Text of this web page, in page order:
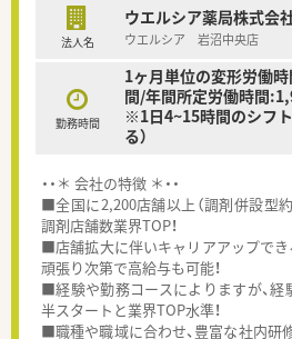
法人名
ウエルシア薬局株式会
ウエルシア 岩沼中央店
勤務時間
1ヶ月単位の変形労働
間/年間所定労働時間
※1日4~15時間のシフ
る）
・・＊ 会社の特徴 ＊・・
■全国に2,200店舗以上（調剤併設型
調剤店舗数業界TOP！
■店舗拡大に伴いキャリアアップでき
頑張り次第で高給与も可能！
■経験や勤務コースによりますが、
半スタートと業界TOP水準！
■職種や職域に合わせ、豊富な社内研